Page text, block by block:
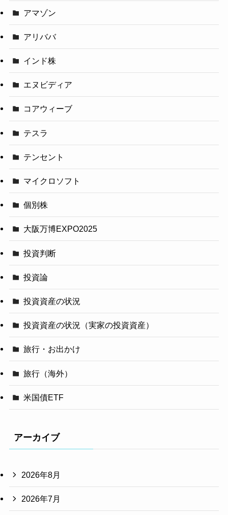
アマゾン
アリババ
インド株
エヌビディア
コアウィーブ
テスラ
テンセント
マイクロソフト
個別株
大阪万博EXPO2025
投資判断
投資論
投資資産の状況
投資資産の状況（実家の投資資産）
旅行・お出かけ
旅行（海外）
米国債ETF
アーカイブ
2026年8月
2026年7月